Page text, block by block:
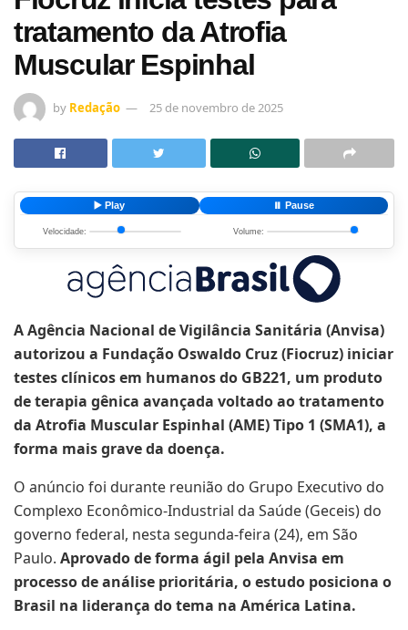
tratamento da Atrofia
Muscular Espinhal
by Redação 25 de novembro de 2025
▶️ Play ⏸️ Pause
Velocidade: Volume:
A Agência Nacional de Vigilância Sanitária (Anvisa)
autorizou a Fundação Oswaldo Cruz (Fiocruz) iniciar
testes clínicos em humanos do GB221, um produto
de terapia gênica avançada voltado ao tratamento
da Atrofia Muscular Espinhal (AME) Tipo 1 (SMA1), a
forma mais grave da doença.
O anúncio foi durante reunião do Grupo Executivo do
Complexo Econômico-Industrial da Saúde (Geceis) do
governo federal, nesta segunda-feira (24), em São
Paulo. Aprovado de forma ágil pela Anvisa em
processo de análise prioritária, o estudo posiciona o
Brasil na liderança do tema na América Latina.